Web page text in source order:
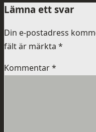
Lämna ett svar
Din e-postadress
fält är märkta *
Kommentar*